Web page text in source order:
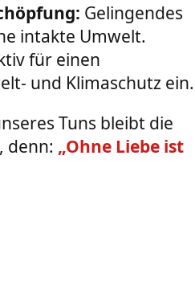
Gelingendes
intakte Umwelt.
für einen
und Klimaschutz ein.
Tuns bleibt die
denn: „Ohne Liebe ist